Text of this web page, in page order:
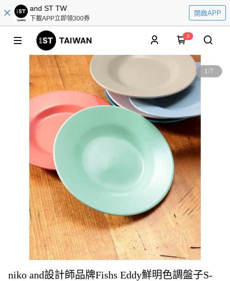
and ST TW
下載APP立即領300券
開啟APP
0
1/7
niko and設計師品牌Fishs Eddy鮮明色調盤子S-